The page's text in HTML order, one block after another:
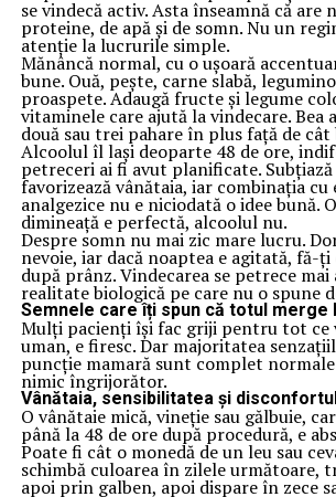
se vindecă activ. Asta înseamnă că are
proteine, de apă și de somn. Nu un
atenție la lucrurile simple.
Mănâncă normal, cu o ușoară
bune. Ouă, pește, carne slabă,
proaspete. Adaugă fructe și legume
vitaminele care ajută la vindecare. Bea
două sau trei pahare în plus față de cât
Alcoolul îl lași deoparte 48 de ore,
petreceri ai fi avut planificate. Subțiază
favorizează vânătaia, iar combinația cu
analgezice nu e niciodată o idee bună.
dimineață e perfectă, alcoolul nu.
Despre somn nu mai zic mare lucru.
nevoie, iar dacă noaptea e agitată, fă-ți
după prânz. Vindecarea se petrece mai
realitate biologică pe care nu o spune
Semnele care îți spun că totul merge
Mulți pacienți își fac griji pentru tot ce
uman, e firesc. Dar majoritatea
puncție mamară sunt complet
nimic îngrijorător.
Vânătaia, sensibilitatea și
O vânătaie mică, vineție sau gălbuie,
până la 48 de ore după procedură, e
Poate fi cât o monedă de un leu sau
schimbă culoarea în zilele următoare,
apoi prin galben, apoi dispare în zece